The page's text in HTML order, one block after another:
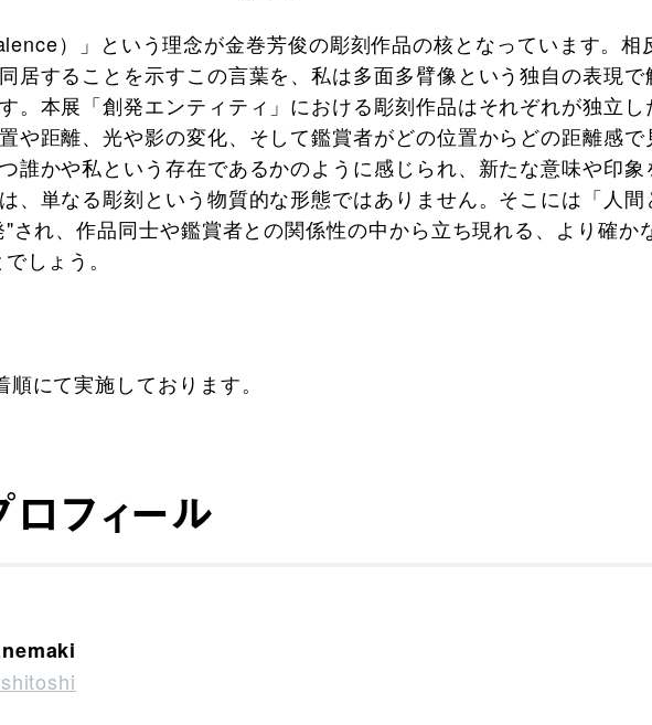
）」という理念が金巻芳俊の彫刻作品の核となっています。相
居することを示すこの言葉を、私は多面多臂像という独自の表現で
。本展「創発エンティティ」における彫刻作品はそれぞれが独立し
や距離、光や影の変化、そして鑑賞者がどの位置からどの距離感で
誰かや私という存在であるかのように感じられ、新たな意味や印象
、単なる彫刻という物質的な形態ではありません。そこには「人間
され、作品同士や鑑賞者との関係性の中から立ち現れる、より確か
しょう。
にて実施しております。
ロフィール